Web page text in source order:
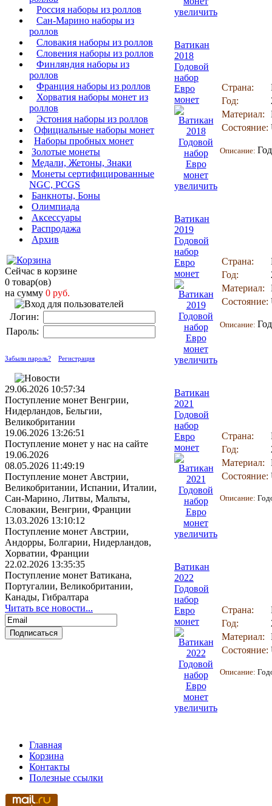
Россия наборы из роллов
Сан-Марино наборы из
роллов
Словакия наборы из роллов
Словения наборы из роллов
Финляндия наборы из
роллов
Франция наборы из роллов
Хорватия наборы монет из
роллов
Эстония наборы из роллов
Официальные наборы монет
Наборы пробных монет
Золотые монеты
Медали, Жетоны, Знаки
Монеты сертифицированные
NGC, PCGS
Банкноты, Боны
Олимпиада
Аксессуары
Распродажа
Архив
Сейчас в корзине
0 товар(ов)
на сумму 0 руб.
Логин:
Пароль:
Забыли пароль? Регистрация
29.06.2026 10:57:34
Поступление монет Венгрии,
Нидерландов, Бельгии,
Великобритании
19.06.2026 13:26:51
Поступление монет у нас на сайте
19.06.2026
08.05.2026 11:49:19
Поступление монет Австрии,
Великобритании, Испании, Италии,
Сан-Марино, Литвы, Мальты,
Словакии, Венгрии, Франции
13.03.2026 13:10:12
Поступление монет Австрии,
Андорры, Болгарии, Нидерландов,
Хорватии, Франции
22.02.2026 13:35:35
Поступление монет Ватикана,
Португалии, Великобритании,
Канады, Гибралтара
Читать все новости...
увеличить
Ватикан
2018
Годовой
набор
Евро
монет
увеличить
Страна:
Год:
Материал:
Состояние:
Описание:
Ватикан
2019
Годовой
набор
Евро
монет
увеличить
Страна:
Год:
Материал:
Состояние:
Описание:
Ватикан
2021
Годовой
набор
Евро
монет
увеличить
Страна:
Год:
Материал:
Состояние:
Описание:
Ватикан
2022
Годовой
набор
Евро
монет
увеличить
Страна:
Год:
Материал:
Состояние:
Описание:
Главная
Корзина
Контакты
Полезные ссылки